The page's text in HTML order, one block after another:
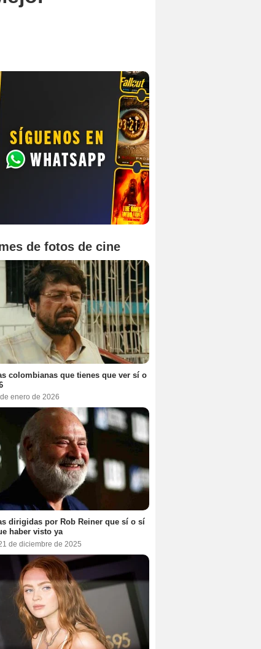
de fotos de cine
colombianas que tienes que ver sí o
enero de 2026
dirigidas por Rob Reiner que sí o sí
haber visto ya
de diciembre de 2025